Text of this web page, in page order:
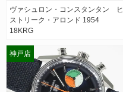
ヴァシュロン・コンスタンタン ヒ
ストリーク・アロンド 1954
18KRG
神戸店